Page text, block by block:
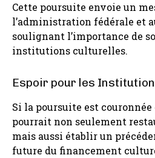
Cette poursuite envoie un
l’administration fédérale et
soulignant l’importance de
institutions culturelles.
Espoir pour les
Si la poursuite est couronnée
pourrait non seulement
mais aussi établir un
future du financement